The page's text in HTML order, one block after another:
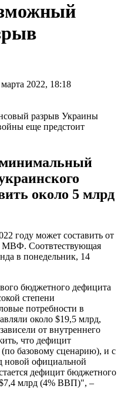
2022, 18:18
еще предстоит
около 5 млрд
году может составить от
МВФ. Соотвтествующая
в понедельник, 14
бюджетного дефицита
степени
потребности в
около $19,5 млрд,
от внутреннего
что дефицит
базовому сценарию), и с
новой официальной
дефицит бюджетного
$7,4 млрд (4% ВВП)", –